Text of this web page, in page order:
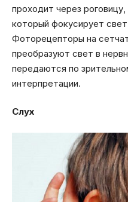
проходит через
который фокусирует
Фоторецепторы на
преобразуют свет в
передаются по
интерпретации.
Слух